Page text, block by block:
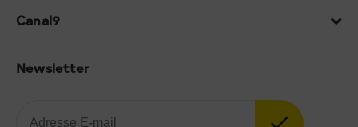
Canal9
Newsletter